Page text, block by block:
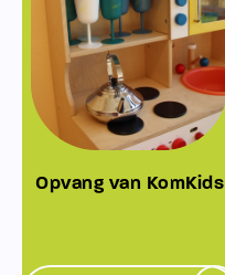
Opvang van KomKids